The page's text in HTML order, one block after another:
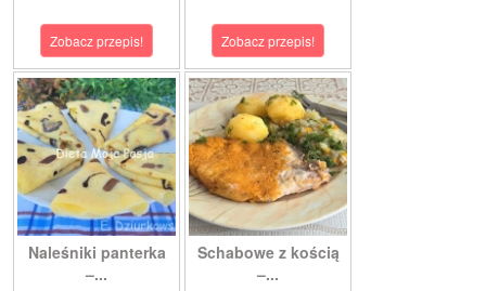
Zobacz przepis! Zobacz przepis!
Naleśniki panterka
–...
Schabowe z kością
–...